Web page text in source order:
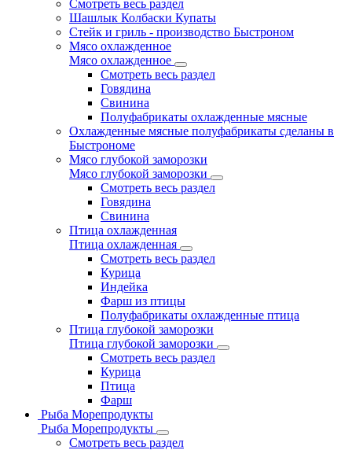
Смотреть весь раздел
Шашлык Колбаски Купаты
Стейк и гриль - производство Быстроном
Мясо охлажденное
Мясо охлажденное
Смотреть весь раздел
Говядина
Свинина
Полуфабрикаты охлажденные мясные
Охлажденные мясные полуфабрикаты сделаны в
Быстрономе
Мясо глубокой заморозки
Мясо глубокой заморозки
Смотреть весь раздел
Говядина
Свинина
Птица охлажденная
Птица охлажденная
Смотреть весь раздел
Курица
Индейка
Фарш из птицы
Полуфабрикаты охлажденные птица
Птица глубокой заморозки
Птица глубокой заморозки
Смотреть весь раздел
Курица
Птица
Фарш
Рыба Морепродукты
Рыба Морепродукты
Смотреть весь раздел